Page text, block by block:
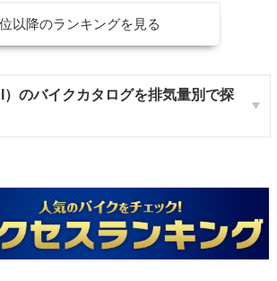
以降のランキングを見る
のバイクカタログを排気量別で探